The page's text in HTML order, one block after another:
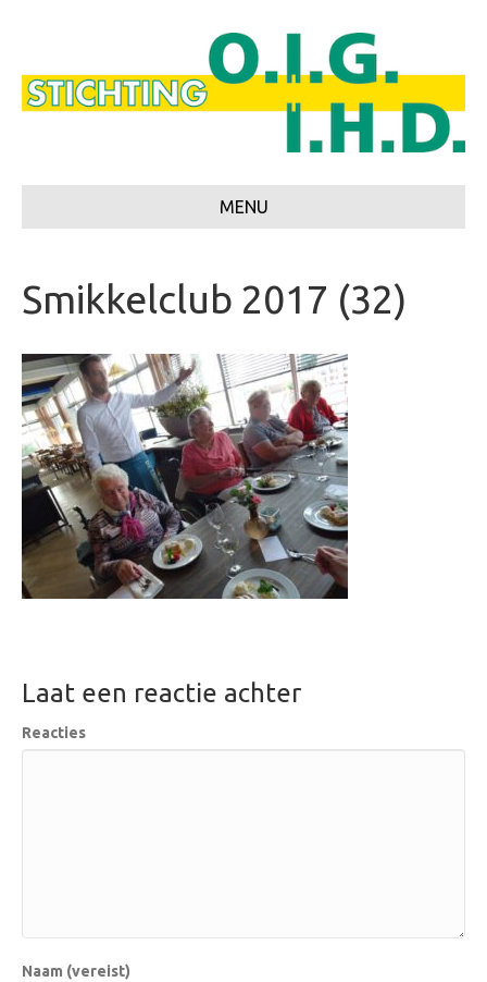
MENU
Smikkelclub 2017 (32)
Laat een reactie achter
Reacties
Naam (vereist)